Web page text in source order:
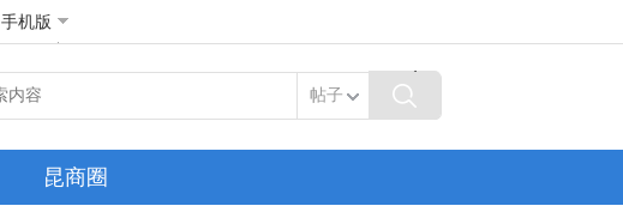
手机版
帖子
昆商圈